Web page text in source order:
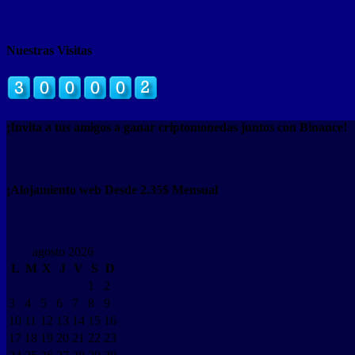
Nuestras Visitas
¡Invita a tus amigos a ganar criptomonedas juntos con Binance!
¡Alojamiento web Desde 2.35$ Mensual
agosto 2026
L M X J V S D
1
2
3
4 5 6 7 8
9
10 11 12 13 14 15 16
17 18 19 20 21 22 23